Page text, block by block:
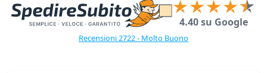
4.40 su Google
Recensioni 2722 - Molto Buono